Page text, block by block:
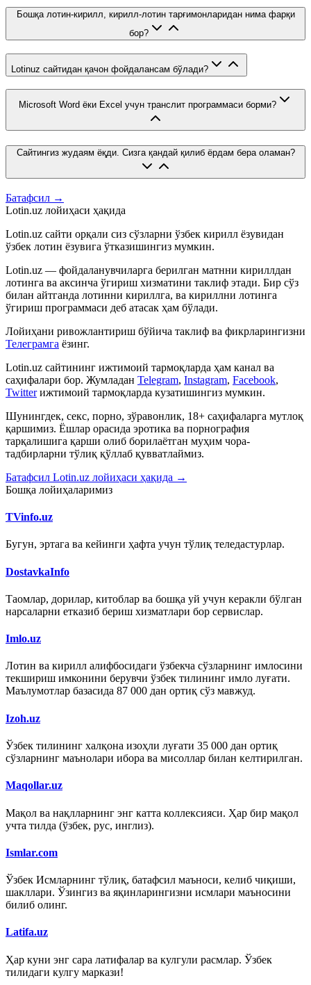
Бошқа лотин-кирилл, кирилл-лотин тарғимонларидан нима фарқи
бор?
Lotinuz сайтидан қачон фойдалансам бўлади?
Microsoft Word ёки Excel учун транслит программаси борми?
Сайтингиз жудаям ёқди. Сизга қандай қилиб ёрдам бера оламан?
Батафсил →
Lotin.uz лойиҳаси ҳақида
Lotin.uz сайти орқали сиз сўзларни ўзбек кирилл ёзувидан
ўзбек лотин ёзувига ўтказишингиз мумкин.
Lotin.uz — фойдаланувчиларга берилган матнни кириллдан
лотинга ва аксинча ўгириш хизматини таклиф этади. Бир сўз
билан айтганда лотинни кириллга, ва кириллни лотинга
ўгириш программаси деб атасак ҳам бўлади.
Лойиҳани ривожлантириш бўйича таклиф ва фикрларингизни
Телеграмга ёзинг.
Lotin.uz сайтининг ижтимоий тармоқларда ҳам канал ва
саҳифалари бор. Жумладан Telegram, Instagram, Facebook,
Twitter ижтимоий тармоқларда кузатишингиз мумкин.
Шунингдек, секс, порно, зўравонлик, 18+ саҳифаларга мутлоқ
қаршимиз. Ёшлар орасида эротика ва порнография
тарқалишига қарши олиб борилаётган муҳим чора-
тадбирларни тўлиқ қўллаб қувватлаймиз.
Батафсил Lotin.uz лойиҳаси ҳақида →
Бошқа лойиҳаларимиз
TVinfo.uz
Бугун, эртага ва кейинги ҳафта учун тўлиқ теледастурлар.
DostavkaInfo
Таомлар, дорилар, китоблар ва бошқа уй учун керакли бўлган
нарсаларни етказиб бериш хизматлари бор сервислар.
Imlo.uz
Лотин ва кирилл алифбосидаги ўзбекча сўзларнинг имлосини
текшириш имконини берувчи ўзбек тилининг имло луғати.
Маълумотлар базасида 87 000 дан ортиқ сўз мавжуд.
Izoh.uz
Ўзбек тилининг халқона изоҳли луғати 35 000 дан ортиқ
сўзларнинг маънолари ибора ва мисоллар билан келтирилган.
Maqollar.uz
Мақол ва нақлларнинг энг катта коллексияси. Ҳар бир мақол
учта тилда (ўзбек, рус, инглиз).
Ismlar.com
Ўзбек Исмларнинг тўлиқ, батафсил маъноси, келиб чиқиши,
шакллари. Ўзингиз ва яқинларингизни исмлари маъносини
билиб олинг.
Latifa.uz
Ҳар куни энг сара латифалар ва кулгули расмлар. Ўзбек
тилидаги кулгу маркази!